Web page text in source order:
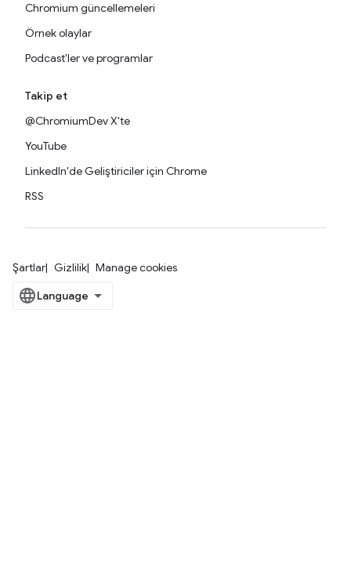
Chromium güncellemeleri
Örnek olaylar
Podcast'ler ve programlar
Takip et
@ChromiumDev X'te
YouTube
LinkedIn'de Geliştiriciler için Chrome
RSS
Şartlar Gizlilik Manage cookies